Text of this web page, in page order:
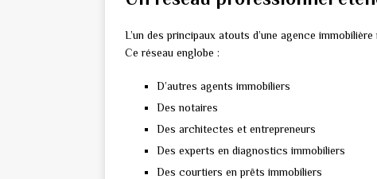
L’un des principaux atouts d’une agence
Ce réseau englobe :
D’autres agents immobiliers
Des notaires
Des architectes et entrepreneurs
Des experts en diagnostics immobiliers
Des courtiers en prêts immobiliers